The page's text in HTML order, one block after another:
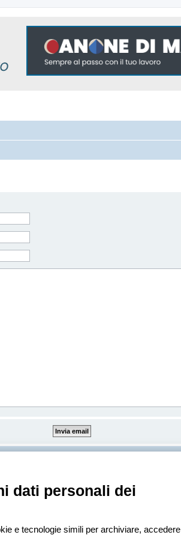
Traduzione ItalianaphpBB-Italia.it
Privacy
dati personali dei
e tecnologie simili per archiviare, accedere